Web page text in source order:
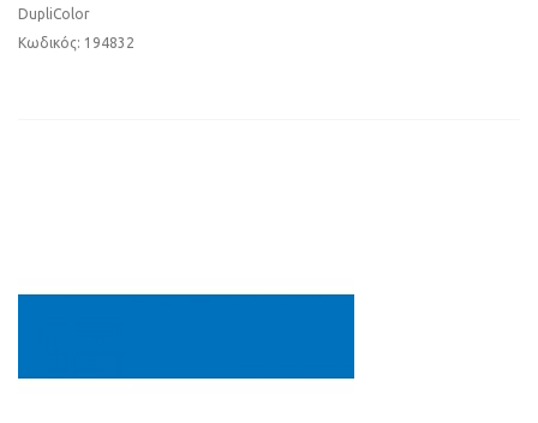
DupliColor
Κωδικός: 194832